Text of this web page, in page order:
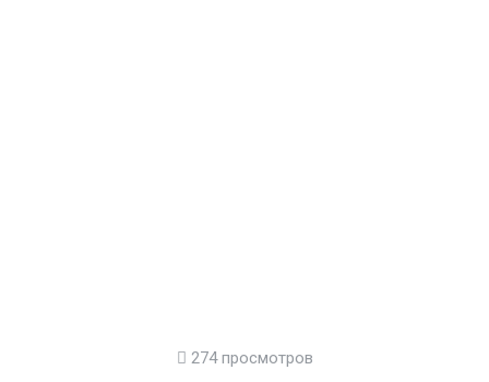
274 просмотров